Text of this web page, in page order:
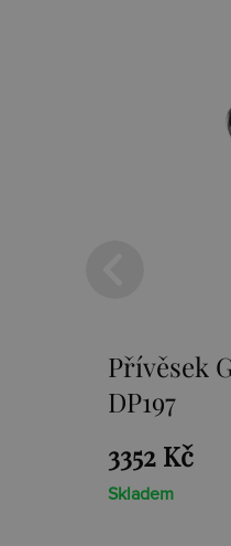
Přívěsek
2659 Kč
Skladem